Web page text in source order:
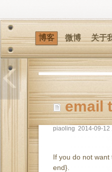
博客 微博 关于
email
piaoling 2014-09-12
If you do not
end}.